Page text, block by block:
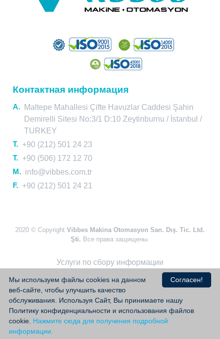
Контактная информация
A. Maltepe Mahallesi Çifte Havuzlar Caddesi Şahin
Demirelli Sitesi No:3/1 D:10 Zeytinburnu / İstanbul /
TURKEY
T. +90 (212) 501 24 23
T. +90 (506) 172 12 70
M. info@vibbes.com.tr
F. +90 (212) 501 24 21
2020 © Copyright Vibbes Makina Otomasyon San. Dış. Tic. Ltd.
Şti. Все права защищены.
Ceviz Bilişim Веб - Дизайн
Услуги по сбору информации
Конфиденциальность и Условия использования
Защита личных данных
Согласен!
Мы используем файлы cookies на данном
веб-сайте, чтобы улучшить качество
обслуживания. Используя Сайт, Вы принимаете нашу
Политику конфиденциальности и использования файлов
cookie. Нажмите сюда для получения подробной
информации.